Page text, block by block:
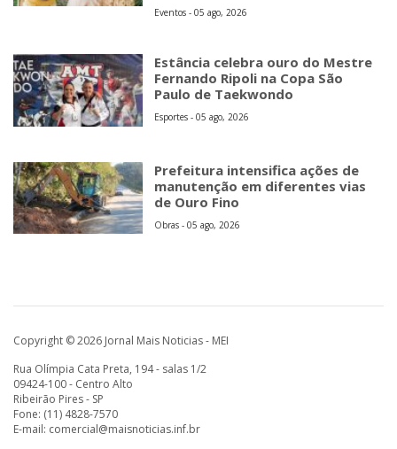
Eventos - 05 ago, 2026
Estância celebra ouro do Mestre
Fernando Ripoli na Copa São
Paulo de Taekwondo
Esportes - 05 ago, 2026
Prefeitura intensifica ações de
manutenção em diferentes vias
de Ouro Fino
Obras - 05 ago, 2026
Copyright © 2026 Jornal Mais Noticias - MEI
Rua Olímpia Cata Preta, 194 - salas 1/2
09424-100 - Centro Alto
Ribeirão Pires - SP
Fone: (11) 4828-7570
E-mail: comercial@maisnoticias.inf.br